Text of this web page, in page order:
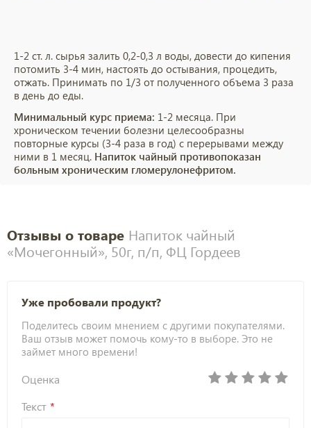
1-2 ст. л. сырья залить 0,2-0,3 л воды, довести до кипения
потомить 3-4 мин, настоять до остывания, процедить,
отжать. Принимать по 1/3 от полученного объема 3 раза
в день до еды.
Минимальный курс приема: 1-2 месяца. При
хроническом течении болезни целесообразны
повторные курсы (3-4 раза в год) с перерывами между
ними в 1 месяц. Напиток чайный противопоказан
больным хроническим гломерулонефритом.
Отзывы о товаре Напиток чайный
«Мочегонный», 50г, п/п, ФЦ Гордеев
Уже пробовали продукт?
Поделитесь своим мнением с другими покупателями.
Ваш отзыв может помочь кому-то в выборе. Это не
займет много времени!
Оценка
Текст